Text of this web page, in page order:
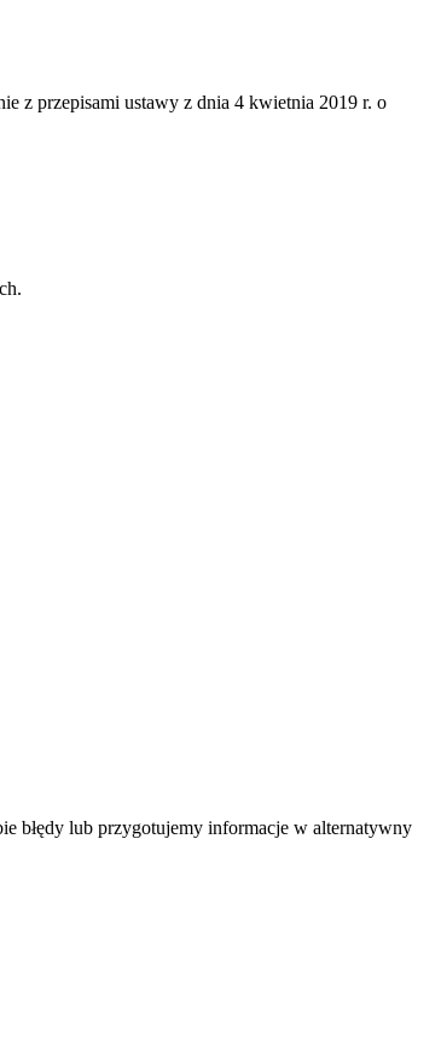
z przepisami ustawy z dnia 4 kwietnia 2019 r. o
błędy lub przygotujemy informacje w alternatywny